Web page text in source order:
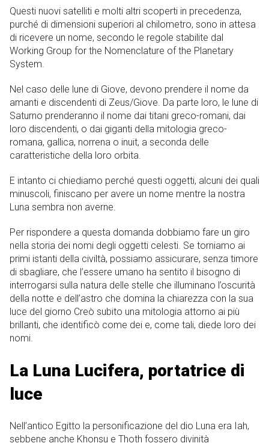
Questi nuovi satelliti e molti altri scoperti in precedenza,
purché di dimensioni superiori al chilometro, sono in attesa
di ricevere un nome, secondo le regole stabilite dal
Working Group for the Nomenclature of the Planetary
System.
Nel caso delle lune di Giove, devono prendere il nome da
amanti e discendenti di Zeus/Giove. Da parte loro, le lune di
Saturno prenderanno il nome dai titani greco-romani, dai
loro discendenti, o dai giganti della mitologia greco-
romana, gallica, norrena o inuit, a seconda delle
caratteristiche della loro orbita.
E intanto ci chiediamo perché questi oggetti, alcuni dei quali
minuscoli, finiscano per avere un nome mentre la nostra
Luna sembra non averne.
Per rispondere a questa domanda dobbiamo fare un giro
nella storia dei nomi degli oggetti celesti. Se torniamo ai
primi istanti della civiltà, possiamo assicurare, senza timore
di sbagliare, che l’essere umano ha sentito il bisogno di
interrogarsi sulla natura delle stelle che illuminano l’oscurità
della notte e dell’astro che domina la chiarezza con la sua
luce del giorno Creò subito una mitologia attorno ai più
brillanti, che identificò come dei e, come tali, diede loro dei
nomi.
La Luna Lucifera, portatrice di
luce
Nell’antico Egitto la personificazione del dio Luna era Iah,
sebbene anche Khonsu e Thoth fossero divinità